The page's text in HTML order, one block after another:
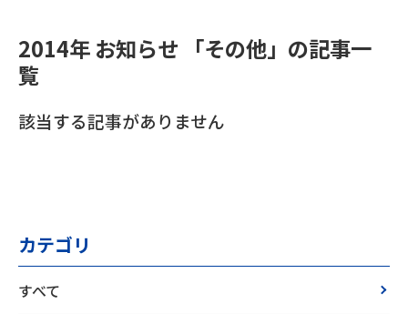
2014年 お知らせ 「その他」の記事一
覧
該当する記事がありません
カテゴリ
すべて